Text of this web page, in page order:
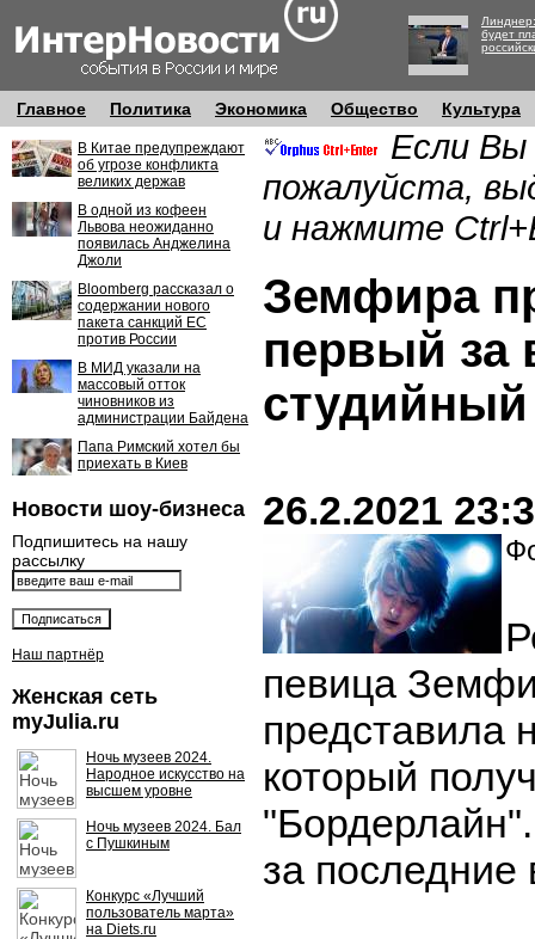
будет
Главное Политика Экономика Общество Культура
В Китае предупреждают
об угрозе конфликта
великих держав
В одной из кофеен
Львова неожиданно
появилась Анджелина
Джоли
Bloomberg рассказал о
содержании нового
пакета санкций ЕС
против России
В МИД указали на
массовый отток
чиновников из
администрации Байдена
Папа Римский хотел бы
приехать в Киев
Новости шоу-бизнеса
Подпишитесь на нашу
рассылку
Наш партнёр
Женская сеть
myJulia.ru
Ночь музеев 2024.
Народное искусство на
высшем уровне
Ночь музеев 2024. Бал
с Пушкиным
Конкурс «Лучший
пользователь марта»
на Diets.ru
Если Вы
пожалуйста,
и нажмите
Земфира
первый за
26.2.2021
певица
представила
который
за последние